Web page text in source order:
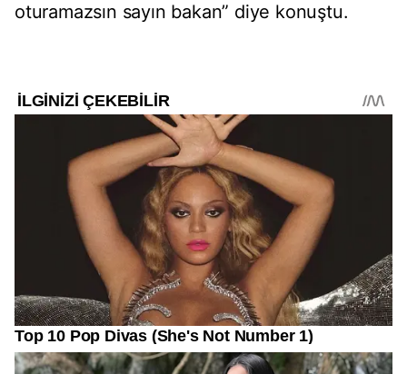
oturamazsın sayın bakan” diye konuştu.